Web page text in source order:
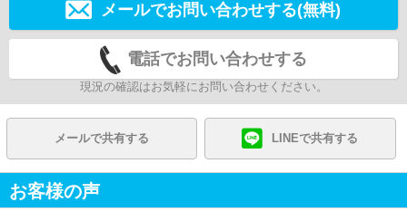
メールでお問い合わせする(無料)
電話でお問い合わせする
現況の確認はお気軽にお問い合わせください。
メールで共有する LINEで共有する
お客様の声